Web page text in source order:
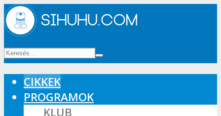
CIKKEK
PROGRAMOK
KLUB